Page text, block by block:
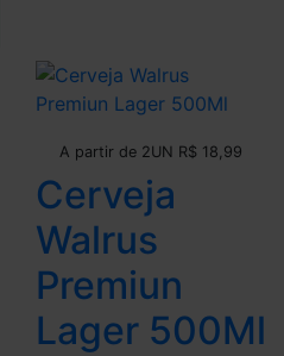
A partir de 2UN R$ 18,99
Cerveja
Walrus
Premiun
Lager 500Ml